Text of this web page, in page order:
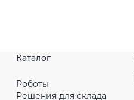
Каталог
Роботы
Решения для склада